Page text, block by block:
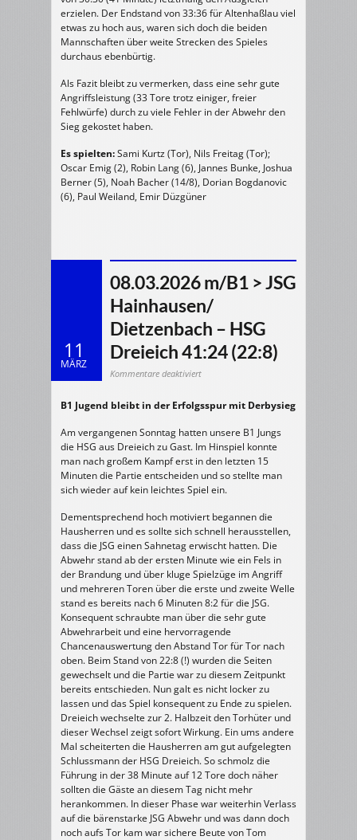
erzielen. Der Endstand von 33:36 für Altenhaßlau viel
etwas zu hoch aus, waren sich doch die beiden
Mannschaften über weite Strecken des Spieles
durchaus ebenbürtig.
Als Fazit bleibt zu vermerken, dass eine sehr gute
Angriffsleistung (33 Tore trotz einiger, freier
Fehlwürfe) durch zu viele Fehler in der Abwehr den
Sieg gekostet haben.
Es spielten:Sami Kurtz (Tor), Nils Freitag (Tor);
Oscar Emig (2), Robin Lang (6), Jannes Bunke, Joshua
Berner (5), Noah Bacher (14/8), Dorian Bogdanovic
(6), Paul Weiland, Emir Düzgüner
11
MÄRZ
08.03.2026 m/B1 > JSG
Hainhausen/
Dietzenbach – HSG
Dreieich 41:24 (22:8)
Kommentare deaktiviertfür
JSG
Hainhausen/
–
HSG
Dreieich
41:24
(22:8)
B1 Jugend bleibt in der Erfolgsspur mit Derbysieg
Am vergangenen Sonntag hatten unsere B1 Jungs
die HSG aus Dreieich zu Gast. Im Hinspiel konnte
man nach großem Kampf erst in den letzten 15
Minuten die Partie entscheiden und so stellte man
sich wieder auf kein leichtes Spiel ein.
Dementsprechend hoch motiviert begannen die
Hausherren und es sollte sich schnell herausstellen,
dass die JSG einen Sahnetag erwischt hatten. Die
Abwehr stand ab der ersten Minute wie ein Fels in
der Brandung und über kluge Spielzüge im Angriff
und mehreren Toren über die erste und zweite Welle
stand es bereits nach 6 Minuten 8:2 für die JSG.
Konsequent schraubte man über die sehr gute
Abwehrarbeit und eine hervorragende
Chancenauswertung den Abstand Tor für Tor nach
oben. Beim Stand von 22:8 (!) wurden die Seiten
gewechselt und die Partie war zu diesem Zeitpunkt
bereits entschieden. Nun galt es nicht locker zu
lassen und das Spiel konsequent zu Ende zu spielen.
Dreieich wechselte zur 2. Halbzeit den Torhüter und
dieser Wechsel zeigt sofort Wirkung. Ein ums andere
Mal scheiterten die Hausherren am gut aufgelegten
Schlussmann der HSG Dreieich. So schmolz die
Führung in der 38 Minute auf 12 Tore doch näher
sollten die Gäste an diesem Tag nicht mehr
herankommen. In dieser Phase war weiterhin Verlass
auf die bärenstarke JSG Abwehr und was dann doch
noch aufs Tor kam war sichere Beute von Tom